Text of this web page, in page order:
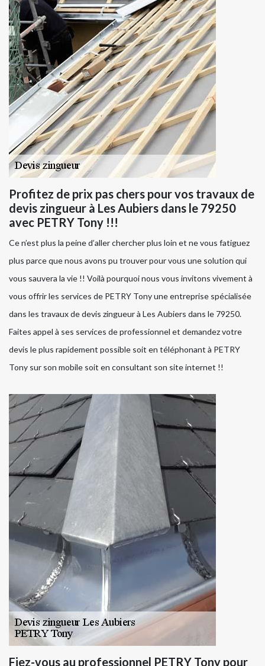
Profitez de prix pas chers pour vos travaux de
devis zingueur à Les Aubiers dans le 79250
avec PETRY Tony !!!
Ce n’est plus la peine d’aller chercher plus loin et ne vous fatiguez
plus parce que nous avons pu trouver pour vous une solution qui
vous sauvera la vie !! Voilà pourquoi nous vous invitons vivement à
vous offrir les services de PETRY Tony une entreprise spécialisée
dans les travaux de devis zingueur à Les Aubiers dans le 79250.
Faites appel à ses services de professionnel et demandez votre
devis le plus rapidement possible soit en téléphonant à PETRY
Tony sur son mobile soit en consultant son site internet !!
Fiez-vous au professionnel PETRY Tony pour